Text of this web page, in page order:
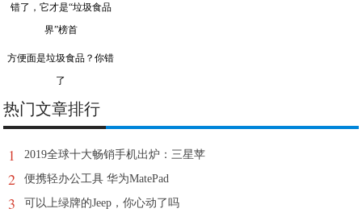
方便面是垃圾食品？你错
了
热门文章排行
1 2019全球十大畅销手机出炉：三星苹
2 便携轻办公工具 华为MatePad
3 可以上绿牌的Jeep，你心动了吗